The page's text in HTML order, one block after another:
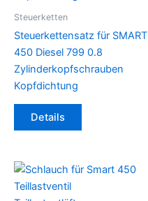
Steuerketten
Steuerkettensatz für SMART
450 Diesel 799 0.8
Zylinderkopfschrauben
Kopfdichtung
Details